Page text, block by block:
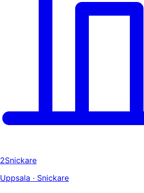
2Snickare
Uppsala · Snickare